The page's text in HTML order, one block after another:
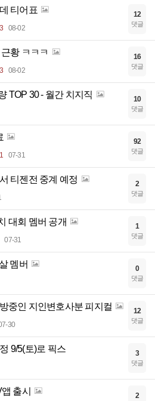
티어표
08-02
12
댓글
황 ㅋㅋㅋ
08-02
16
댓글
TOP 30 - 월간 치지직 10
댓글
07-31
92
댓글
티젠전 중계 예정 2
댓글
대회 멤버 공개
07-31
1
댓글
멤버 0
댓글
중인 지인변호사분 피지컬
30
12
댓글
9/5(토)로 픽스 3
댓글
출시 2